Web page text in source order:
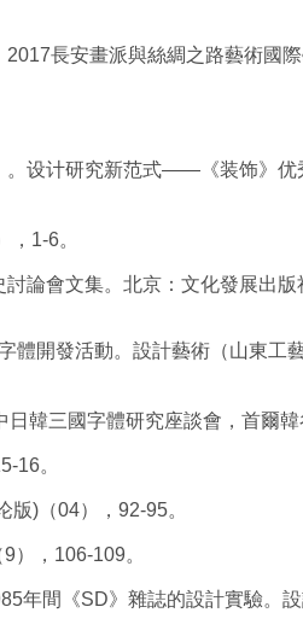
長安畫派與絲綢之路藝術國
设计研究新范式——《装饰》优
1-6。
論會文集。北京：文化發展出版
開發活動。設計藝術（山東工
韓三國字體研究座談會，首爾韓
16。
)（04），92-95。
，106-109。
年間《SD》雜誌的設計實驗。